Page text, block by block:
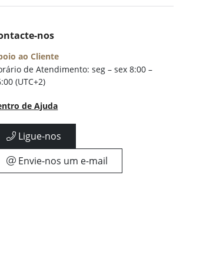
nos
ao Cliente
de Atendimento: seg – sex 8:00 –
(UTC+2)
de Ajuda
Ligue-nos
Envie-nos um e-mail